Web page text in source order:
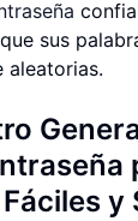
sus
aleatorias.
y